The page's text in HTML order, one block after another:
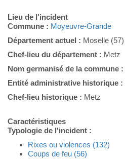
Lieu de l'incident
Commune : Moyeuvre-Grande
Département actuel : Moselle (57)
Chef-lieu du département : Metz
Nom germanisé de la commune :
Entité administrative historique :
Chef-lieu historique : Metz
Caractéristiques
Typologie de l'incident :
Rixes ou violences (132)
Coups de feu (56)